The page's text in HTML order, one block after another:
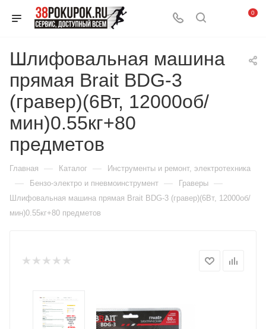
0
Шлифовальная машина
прямая Brait BDG-3
(гравер)(6Вт, 12000об/
мин)0.55кг+80
предметов
Главная — Каталог — Инструменты и ремонт, электротехника
— Бензо-электро и пневмоинструмент — Граверы —
Шлифовальная машина прямая Brait BDG-3 (гравер)(6Вт, 12000об/
мин)0.55кг+80 предметов